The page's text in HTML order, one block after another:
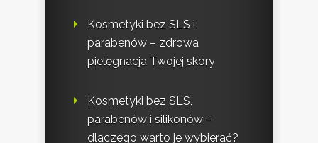
Kosmetyki bez SLS i
parabenów – zdrowa
pielęgnacja Twojej skóry
Kosmetyki bez SLS,
parabenów i silikonów –
dlaczego warto je wybierać?